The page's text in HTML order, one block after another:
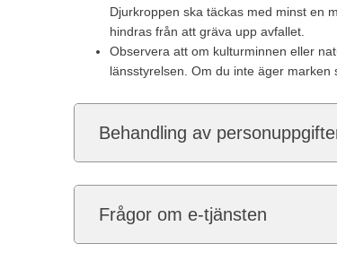
Djurkroppen ska täckas med minst en
hindras från att gräva upp avfallet.
Observera att om kulturminnen eller
länsstyrelsen. Om du inte äger marken
Behandling av
Frågor om e-tjänsten